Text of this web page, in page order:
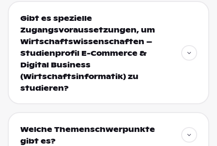
Gibt es spezielle
Zugangsvoraussetzungen, um
Wirtschaftswissenschaften –
Studienprofil E-Commerce &
Digital Business
(Wirtschaftsinformatik) zu
studieren?
Welche Themenschwerpunkte
gibt es?